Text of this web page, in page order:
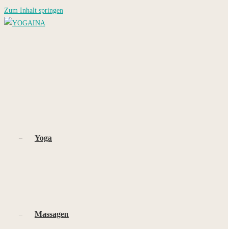
Zum Inhalt springen
Yoga
Massagen